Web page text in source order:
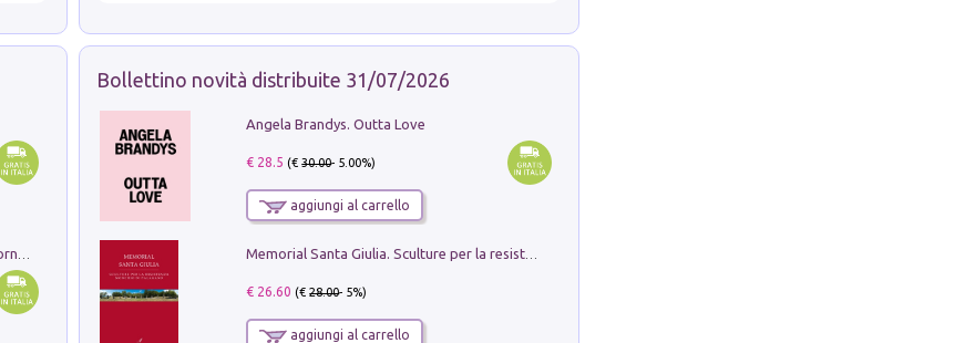
Bollettino novità distribuite 31/07/2026
Angela Brandys. Outta Love
€ 28.5 (€30.00- 5.00%)
aggiungi al carrello
€ 26.60 (€28.00- 5%)
aggiungi al carrello